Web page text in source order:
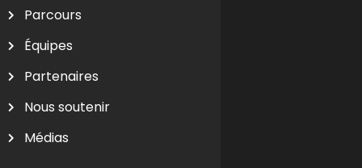
Parcours
Équipes
Partenaires
Nous soutenir
Médias